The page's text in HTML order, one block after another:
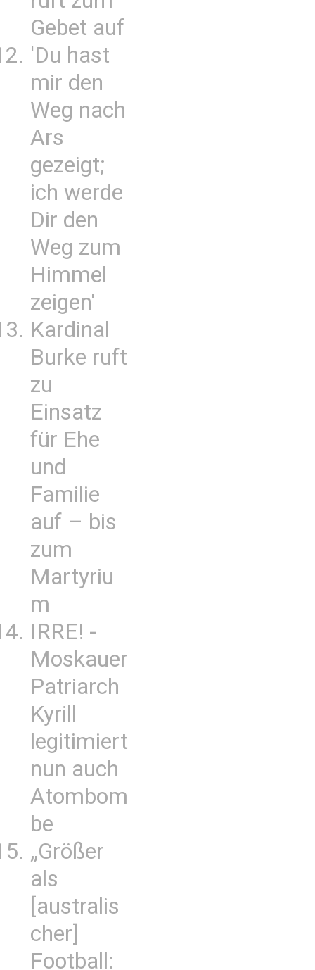
Gebet auf
'Du hast
mir den
Weg nach
Ars
gezeigt;
ich werde
Dir den
Weg zum
Himmel
zeigen'
Kardinal
Burke ruft
zu
Einsatz
für Ehe
und
Familie
auf – bis
zum
Martyriu
m
IRRE! -
Moskauer
Patriarch
Kyrill
legitimiert
nun auch
Atombom
be
„Größer
als
[australis
cher]
Football: